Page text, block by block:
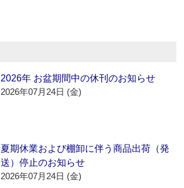
2026年 お盆期間中の休刊のお知らせ
2026年07月24日 (金)
夏期休業および棚卸に伴う商品出荷（発
送）停止のお知らせ
2026年07月24日 (金)